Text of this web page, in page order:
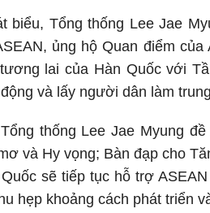
biểu, Tổng thống Lee Jae
ủng hộ Quan điểm
lai của Hàn Quốc với
và lấy người dân làm
thống Lee Jae Myung
và Hy vọng; Bàn đạp cho
sẽ tiếp tục hỗ trợ
hẹp khoảng cách phát triển